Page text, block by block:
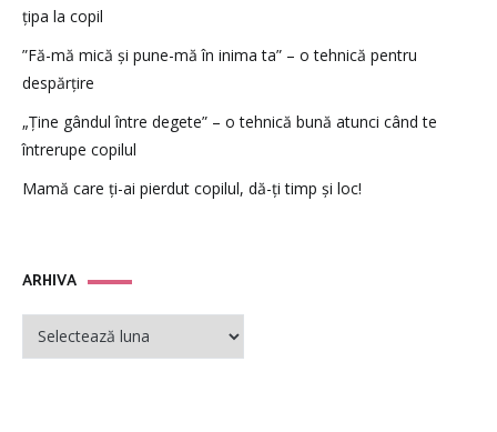
țipa la copil
”Fă-mă mică și pune-mă în inima ta” – o tehnică pentru
despărțire
„Ține gândul între degete” – o tehnică bună atunci când te
întrerupe copilul
Mamă care ți-ai pierdut copilul, dă-ți timp și loc!
ARHIVAARHIVA